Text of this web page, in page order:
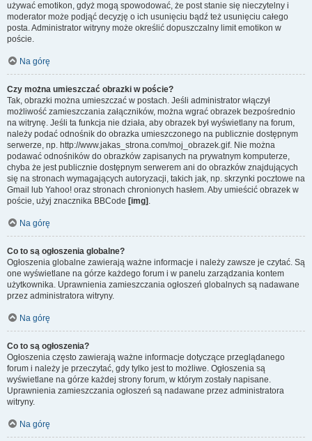
używać emotikon, gdyż mogą spowodować, że post stanie się nieczytelny i
moderator może podjąć decyzję o ich usunięciu bądź też usunięciu całego
posta. Administrator witryny może określić dopuszczalny limit emotikon w
poście.
Na górę
Czy można umieszczać obrazki w poście?
Tak, obrazki można umieszczać w postach. Jeśli administrator włączył
możliwość zamieszczania załączników, można wgrać obrazek bezpośrednio
na witrynę. Jeśli ta funkcja nie działa, aby obrazek był wyświetlany na forum,
należy podać odnośnik do obrazka umieszczonego na publicznie dostępnym
serwerze, np. http://www.jakas_strona.com/moj_obrazek.gif. Nie można
podawać odnośników do obrazków zapisanych na prywatnym komputerze,
chyba że jest publicznie dostępnym serwerem ani do obrazków znajdujących
się na stronach wymagających autoryzacji, takich jak, np. skrzynki pocztowe na
Gmail lub Yahoo! oraz stronach chronionych hasłem. Aby umieścić obrazek w
poście, użyj znacznika BBCode [img] .
Na górę
Co to są ogłoszenia globalne?
Ogłoszenia globalne zawierają ważne informacje i należy zawsze je czytać. Są
one wyświetlane na górze każdego forum i w panelu zarządzania kontem
użytkownika. Uprawnienia zamieszczania ogłoszeń globalnych są nadawane
przez administratora witryny.
Na górę
Co to są ogłoszenia?
Ogłoszenia często zawierają ważne informacje dotyczące przeglądanego
forum i należy je przeczytać, gdy tylko jest to możliwe. Ogłoszenia są
wyświetlane na górze każdej strony forum, w którym zostały napisane.
Uprawnienia zamieszczania ogłoszeń są nadawane przez administratora
witryny.
Na górę